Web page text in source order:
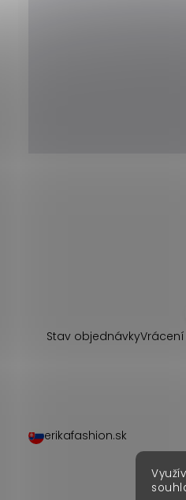
Stav objednávky
erikafashion.sk